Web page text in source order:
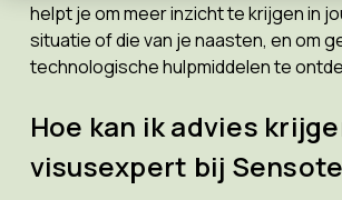
helpt je om meer inzicht te krijgen in
situatie of die van je naasten, en om
technologische hulpmiddelen te
Hoe kan ik advies
visusexpert bij